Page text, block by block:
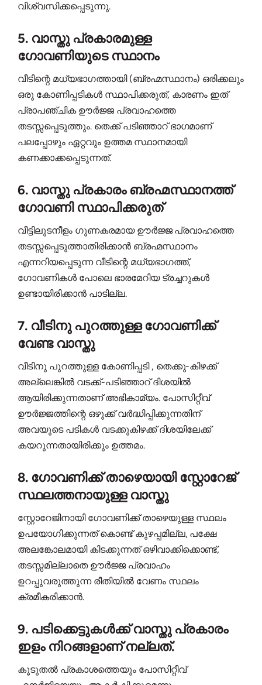
വിശ്വസിക്കപ്പെടുന്നു.
5. വാസ്തു പ്രകാരമുള്ള
ഗോവണിയുടെ സ്ഥാനം
വീടിന്റെ മധ്യഭാഗത്തായി (ബ്രഹ്മസ്ഥാനം) ഒരിക്കലും
ഒരു കോണിപ്പടികൾ സ്ഥാപിക്കരുത്, കാരണം ഇത്
പ്രാപഞ്ചിക ഊർജ്ജ പ്രവാഹത്തെ
തടസ്സപ്പെടുത്തും. തെക്ക് പടിഞ്ഞാറ് ഭാഗമാണ്
പലപ്പോഴും ഏറ്റവും ഉത്തമ സ്ഥാനമായി
കണക്കാക്കപ്പെടുന്നത്.
6. വാസ്തു പ്രകാരം ബ്രഹ്മസ്ഥാനത്ത്
ഗോവണി സ്ഥാപിക്കരുത്
വീട്ടിലുടനീളം ഗുണകരമായ ഊർജ്ജ പ്രവാഹത്തെ
തടസ്സപ്പെടുത്താതിരിക്കാൻ ബ്രഹ്മസ്ഥാനം
എന്നറിയപ്പെടുന്ന വീടിന്റെ മധ്യഭാഗത്ത്,
ഗോവണികൾ പോലെ ഭാരമേറിയ ട്രച്ചറുകൾ
ഉണ്ടായിരിക്കാൻ പാടില്ല.
7. വീടിനു പുറത്തുള്ള ഗോവണിക്ക്
വേണ്ട വാസ്തു
വീടിനു പുറത്തുള്ള കോണിപ്പടി , തെക്കു-കിഴക്ക്
അല്ലെങ്കിൽ വടക്ക്-പടിഞ്ഞാറ് ദിശയിൽ
ആയിരിക്കുന്നതാണ് അഭികാമ്യം. പോസിറ്റീവ്
ഊർജ്ജത്തിന്റെ ഒഴുക്ക് വർദ്ധിപ്പിക്കുന്നതിന്
അവയുടെ പടികൾ വടക്കുകിഴക്ക് ദിശയിലേക്ക്
കയറുന്നതായിരിക്കും ഉത്തമം.
8. ഗോവണിക്ക് താഴെയായി സ്റ്റോറേജ്
സ്ഥലത്തനായുള്ള വാസ്തു
സ്റ്റോറേജിനായി ഗോവണിക്ക് താഴെയുള്ള സ്ഥലം
ഉപയോഗിക്കുന്നത് കൊണ്ട് കുഴപ്പമില്ല, പക്ഷേ
അലങ്കോലമായി കിടക്കുന്നത് ഒഴിവാക്കിക്കൊണ്ട്,
തടസ്സമില്ലാതെ ഊർജ്ജ പ്രവാഹം
ഉറപ്പുവരുത്തുന്ന രീതിയിൽ വേണം സ്ഥലം
ക്രമീകരിക്കാൻ.
9. പടിക്കെട്ടുകൾക്ക് വാസ്തു പ്രകാരം
ഇളം നിറങ്ങളാണ് നല്ലത്.
കൂടുതൽ പ്രകാശത്തെയും പോസിറ്റീവ്